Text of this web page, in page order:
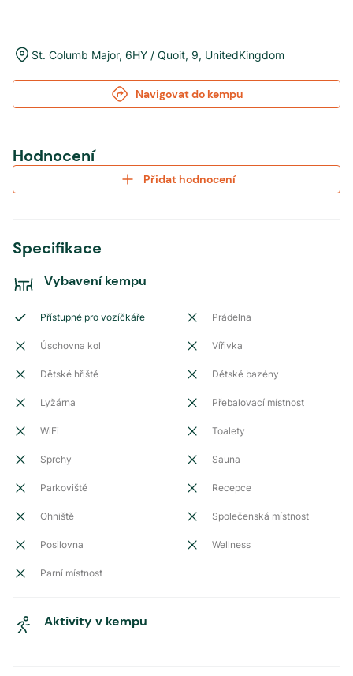
St. Columb Major, 6HY / Quoit, 9, UnitedKingdom
Navigovat do kempu
Hodnocení
Přidat hodnocení
Specifikace
Vybavení kempu
Přístupné pro vozíčkáře Prádelna
Úschovna kol Vířivka
Dětské hřiště Dětské bazény
Lyžárna Přebalovací místnost
WiFi Toalety
Sprchy Sauna
Parkoviště Recepce
Ohniště Společenská místnost
Posilovna Wellness
Parní místnost
Aktivity v kempu